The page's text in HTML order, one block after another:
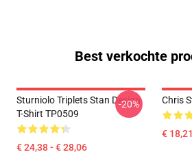
Best verkochte
Sturniolo Triplets Stan Design
T-Shirt TP0509
€ 24,38 - € 28,06
-20% Chris
€